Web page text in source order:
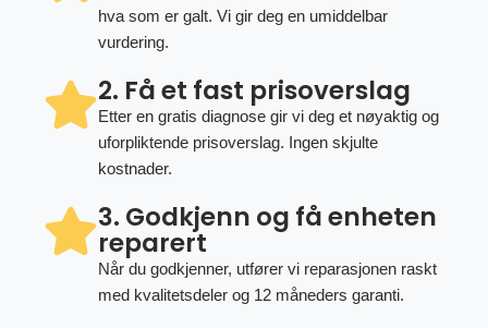
hva som er galt. Vi gir deg en umiddelbar
vurdering.
2. Få et fast prisoverslag
Etter en gratis diagnose gir vi deg et nøyaktig og
uforpliktende prisoverslag. Ingen skjulte
kostnader.
3. Godkjenn og få enheten
reparert
Når du godkjenner, utfører vi reparasjonen raskt
med kvalitetsdeler og 12 måneders garanti.